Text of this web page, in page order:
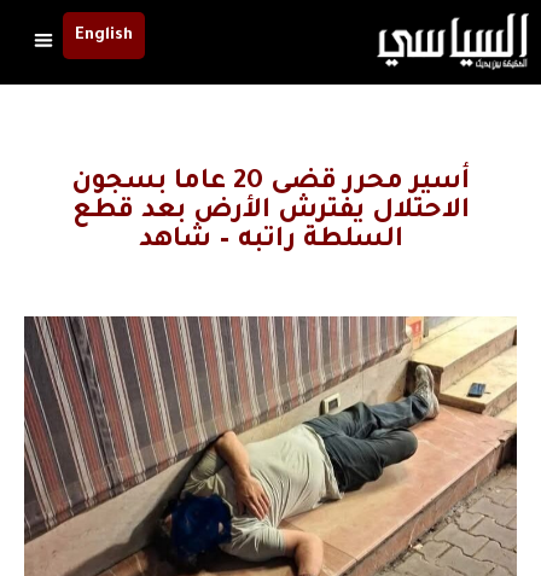
English
أسير محرر قضى 20 عاما بسجون
الاحتلال يفترش الأرض بعد قطع
السلطة راتبه – شاهد